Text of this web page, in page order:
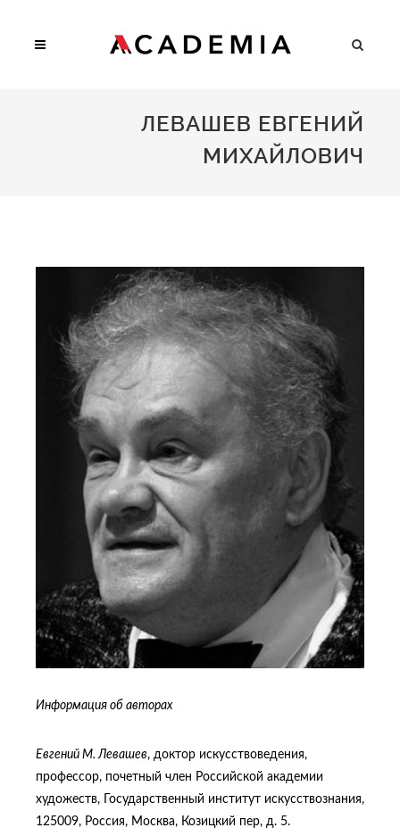
ЛЕВАШЕВ ЕВГЕНИЙ
МИХАЙЛОВИЧ
Информация об авторах
Евгений М. Левашев, доктор искусствоведения,
профессор, почетный член Российской академии
художеств, Государственный институт искусствознания,
125009, Россия, Москва, Козицкий пер, д. 5.